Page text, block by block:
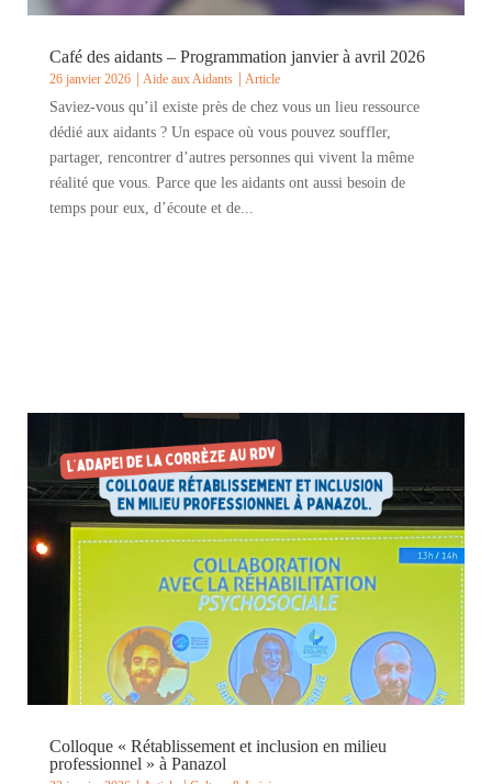
Café des aidants – Programmation janvier à avril 2026
26 janvier 2026 Aide aux Aidants Article
Saviez-vous qu’il existe près de chez vous un lieu ressource
dédié aux aidants ? Un espace où vous pouvez souffler,
partager, rencontrer d’autres personnes qui vivent la même
réalité que vous. Parce que les aidants ont aussi besoin de
temps pour eux, d’écoute et de...
Colloque « Rétablissement et inclusion en milieu
professionnel » à Panazol